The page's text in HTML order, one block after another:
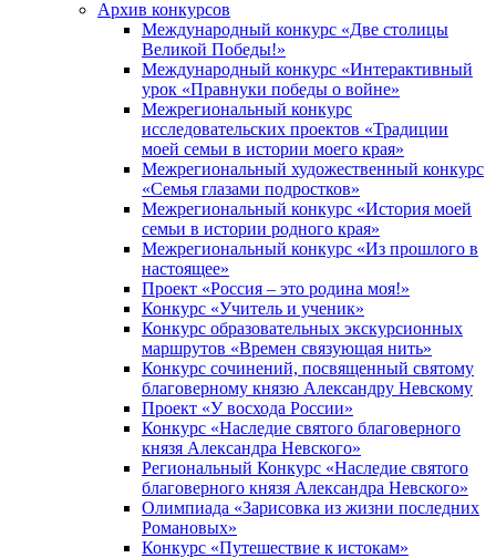
Архив конкурсов
Международный конкурс «Две столицы
Великой Победы!»
Международный конкурс «Интерактивный
урок «Правнуки победы о войне»
Межрегиональный конкурс
исследовательских проектов «Традиции
моей семьи в истории моего края»
Межрегиональный художественный конкурс
«Семья глазами подростков»
Межрегиональный конкурс «История моей
семьи в истории родного края»
Межрегиональный конкурс «Из прошлого в
настоящее»
Проект «Россия – это родина моя!»
Конкурс «Учитель и ученик»
Конкурс образовательных экскурсионных
маршрутов «Времен связующая нить»
Конкурс сочинений, посвященный святому
благоверному князю Александру Невскому
Проект «У восхода России»
Конкурс «Наследие святого благоверного
князя Александра Невского»
Региональный Конкурс «Наследие святого
благоверного князя Александра Невского»
Олимпиада «Зарисовка из жизни последних
Романовых»
Конкурс «Путешествие к истокам»